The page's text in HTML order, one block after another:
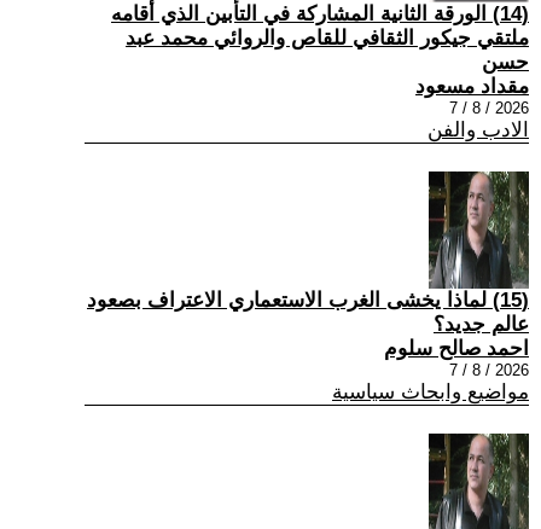
(14) الورقة الثانية المشاركة في التأبين الذي أقامه
ملتقي جيكور الثقافي للقاص والروائي محمد عبد
حسن
مقداد مسعود
2026 / 8 / 7
الادب والفن
(15) لماذا يخشى الغرب الاستعماري الاعتراف بصعود
عالم جديد؟
احمد صالح سلوم
2026 / 8 / 7
مواضيع وابحاث سياسية